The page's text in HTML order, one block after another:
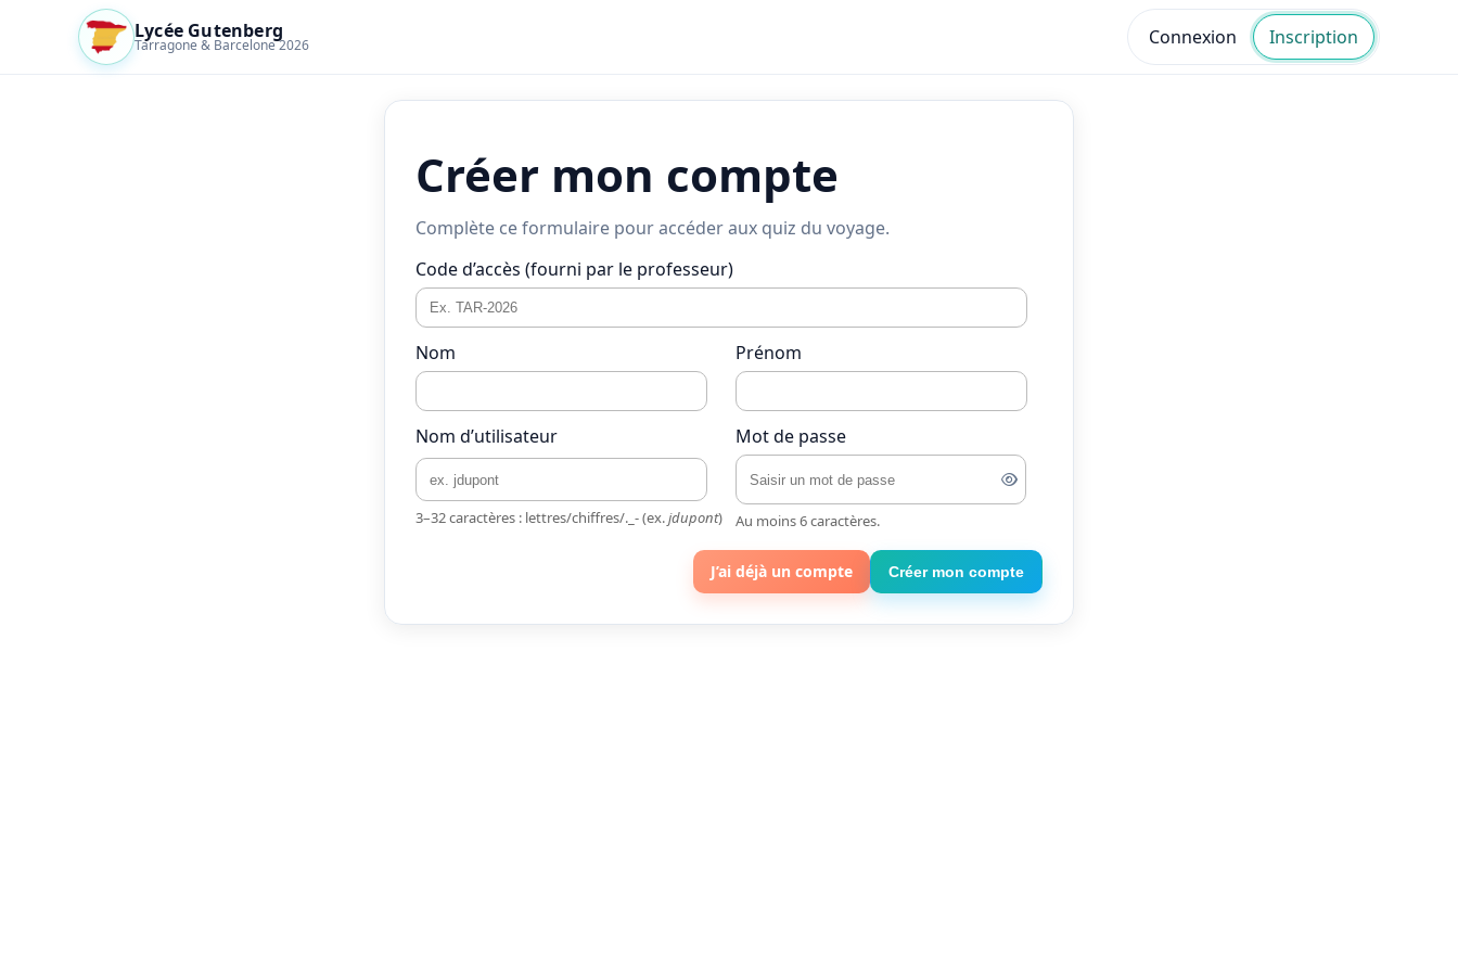
Lycée Gutenberg
Tarragone & Barcelone 2026 Connexion Inscription
Créer mon compte
Complète ce formulaire pour accéder aux quiz du voyage.
Code d’accès (fourni par le professeur)
Nom Prénom
Nom d’utilisateur
3–32 caractères : lettres/chiffres/._- (ex.jdupont)
Mot de passe
Au moins 6 caractères.
J’ai déjà un compte Créer mon compte